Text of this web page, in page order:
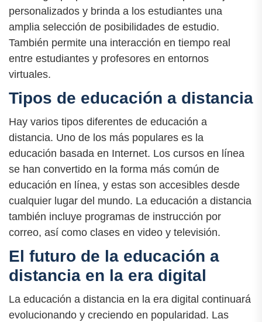
personalizados y brinda a los estudiantes una
amplia selección de posibilidades de estudio.
También permite una interacción en tiempo real
entre estudiantes y profesores en entornos
virtuales.
Tipos de educación a distancia
Hay varios tipos diferentes de educación a
distancia. Uno de los más populares es la
educación basada en Internet. Los cursos en línea
se han convertido en la forma más común de
educación en línea, y estas son accesibles desde
cualquier lugar del mundo. La educación a distancia
también incluye programas de instrucción por
correo, así como clases en video y televisión.
El futuro de la educación a
distancia en la era digital
La educación a distancia en la era digital continuará
evolucionando y creciendo en popularidad. Las